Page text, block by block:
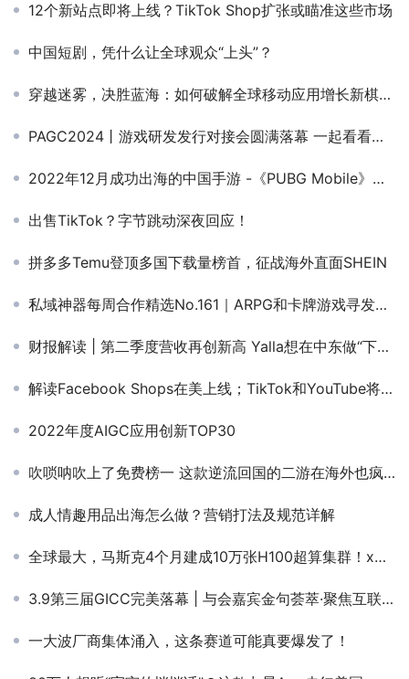
12个新站点即将上线？TikTok Shop扩张或瞄准这些市场
中国短剧，凭什么让全球观众“上头”？
穿越迷雾，决胜蓝海：如何破解全球移动应用增长新棋局？丨大咖分享
PAGC2024丨游戏研发发行对接会圆满落幕 一起看看有哪些实力派项目&出海新思路吧！
2022年12月成功出海的中国手游 -《PUBG Mobile》登顶海外收入增长榜，多款策略手游收入表现亮眼
出售TikTok？字节跳动深夜回应！
拼多多Temu登顶多国下载量榜首，征战海外直面SHEIN
私域神器每周合作精选No.161｜ARPG和卡牌游戏寻发行；韩国二次元手游寻发行；寻休闲游戏海外发行&收购；招海外支付商务经理
财报解读 | 第二季度营收再创新高 Yalla想在中东做“下一个微信”
解读Facebook Shops在美上线；TikTok和YouTube将支持添加商品链接；TikTok将推出AR广告
2022年度AIGC应用创新TOP30
吹唢呐吹上了免费榜一 这款逆流回国的二游在海外也疯狂整活
成人情趣用品出海怎么做？营销打法及规范详解
全球最大，马斯克4个月建成10万张H100超算集群！xAI算力超越OpenAI
3.9第三届GICC完美落幕 | 与会嘉宾金句荟萃·聚焦互联网行业出海发展与机遇
一大波厂商集体涌入，这条赛道可能真要爆发了！